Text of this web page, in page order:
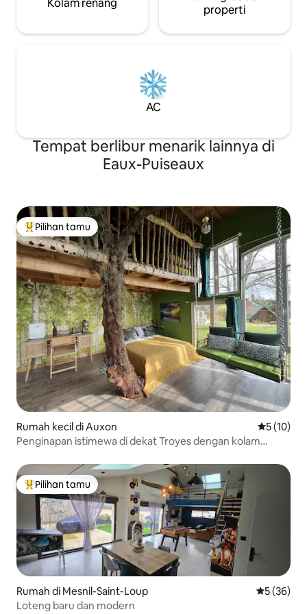
properti
AC
Tempat berlibur menarik lainnya di
Eaux-Puiseaux
Pilihan tamu terpopuler
Pilihan tamu
Rumah kecil di Auxon Nilai rata-
5 (10)
Penginapan istimewa di dekat Troyes dengan kolam
Pilihan tamu terpopuler
Pilihan tamu
Rumah di Mesnil-Saint-Loup Nilai rata-
5 (36)
Loteng baru dan modern